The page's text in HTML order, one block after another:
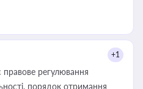
+1
регулювання
порядок отримання